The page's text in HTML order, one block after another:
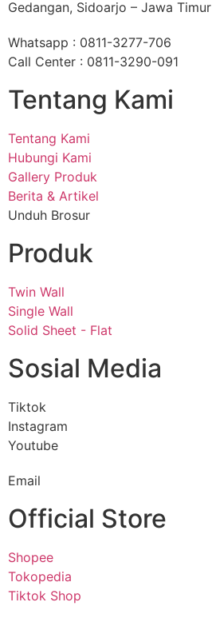
Gedangan, Sidoarjo – Jawa Timur
Whatsapp : 0811-3277-706
Call Center : 0811-3290-091
Tentang Kami
Tentang Kami
Hubungi Kami
Gallery Produk
Berita & Artikel
Unduh Brosur
Produk
Twin Wall
Single Wall
Solid Sheet - Flat
Sosial Media
Tiktok
Instagram
Youtube
Email
Official Store
Shopee
Tokopedia
Tiktok Shop